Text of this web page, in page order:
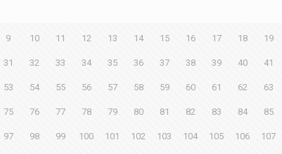
9 10 11 12 13 14 15 16 17 18 19
31 32 33 34 35 36 37 38 39 40 41
53 54 55 56 57 58 59 60 61 62 63
75 76 77 78 79 80 81 82 83 84 85
97 98 99 100 101 102 103 104 105 106 107